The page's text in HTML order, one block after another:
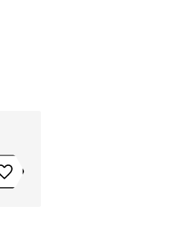
Toevoegen aan verlanglijstje